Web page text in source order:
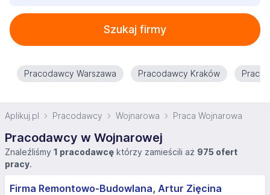
Szukaj firmy
Pracodawcy Warszawa Pracodawcy Kraków
Aplikuj.pl Pracodawcy Wojnarowa Praca Wojnarowa
Pracodawcy w Wojnarowej
Znaleźliśmy 1 pracodawcę którzy zamieścili aż 975 ofert
pracy.
Firma Remontowo-Budowlana, Artur Zięcina